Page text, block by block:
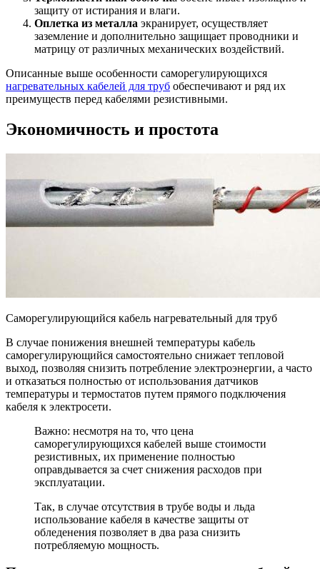
защиту от истирания и влаги.
Оплетка из металла экранирует, осуществляет
заземление и дополнительно защищает проводники и
матрицу от различных механических воздействий.
Описанные выше особенности саморегулирующихся
нагревательных кабелей для труб обеспечивают и ряд их
преимуществ перед кабелями резистивными.
Экономичность и простота
Cаморегулирующийся кабель нагревательный для труб
В случае понижения внешней температуры кабель
саморегулирующийся самостоятельно снижает тепловой
выход, позволяя снизить потребление электроэнергии, а часто
и отказаться полностью от использования датчиков
температуры и термостатов путем прямого подключения
кабеля к электросети.
Важно: несмотря на то, что цена
саморегулирующихся кабелей выше стоимости
резистивных, их применение полностью
оправдывается за счет снижения расходов при
эксплуатации.
Так, в случае отсутствия в трубе воды и льда
использование кабеля в качестве защиты от
обледенения позволяет в два раза снизить
потребляемую мощность.